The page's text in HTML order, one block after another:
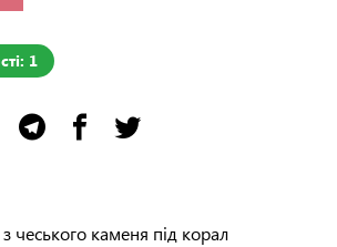
1
з чеського каменя під корал